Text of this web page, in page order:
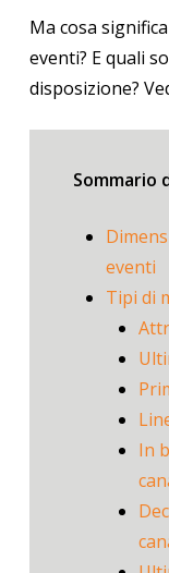
Ma cosa
eventi? E quali
disposizione?
Sommario
eventi
Tipi di
In